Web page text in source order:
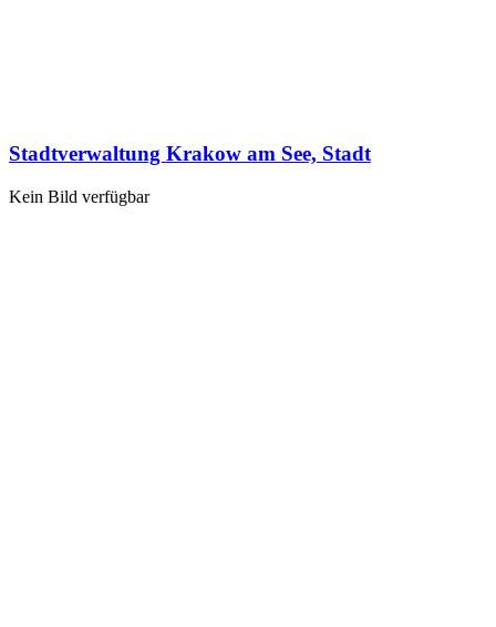
Stadtverwaltung Krakow am See, Stadt
Kein Bild verfügbar